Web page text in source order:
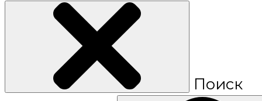
Поиск